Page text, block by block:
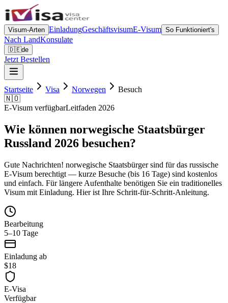
Visum-Arten EinladungGeschäftsvisumE-Visum So Funktioniert's
Nach LandKonsulate
🇩🇪de
Jetzt Bestellen
Startseite Visa Norwegen
Besuch
🇳🇴
E-Visum verfügbarLeitfaden 2026
Wie können norwegische Staatsbürger
Russland 2026 besuchen?
Gute Nachrichten! norwegische Staatsbürger sind für das russische
E-Visum berechtigt — kurze Besuche (bis 16 Tage) sind kostenlos
und einfach. Für längere Aufenthalte benötigen Sie ein traditionelles
Visum mit Einladung. Hier ist Ihre Schritt-für-Schritt-Anleitung.
Bearbeitung
5–10 Tage
Einladung ab
$18
E-Visa
Verfügbar